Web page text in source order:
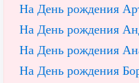
На День рождения
На День рождения
На День рождения
На День рождения